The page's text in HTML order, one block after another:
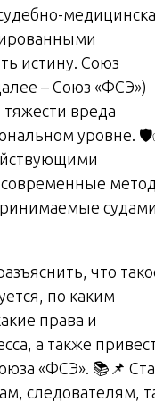
истину. Союз
– Союз «ФСЭ»)
вреда
уровне.
что
по каким
права и
а также
«ФСЭ». 📚📌
следователям,